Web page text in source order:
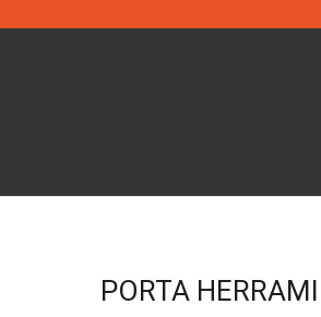
PORTA